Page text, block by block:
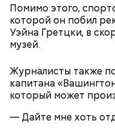
Помимо этого,
которой он побил
Уэйна Гретцки, в
музей.
Журналисты также
капитана
который может
—Дайте мне хоть